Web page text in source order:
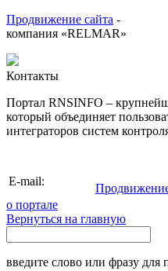
Продвижение сайта -
компания «RELMAR»
Контакты
Портал RNSINFO –
который объединяет
интеграторов систем
E-mail:
о портале
Вернуться на главную
введите слово или фразу для